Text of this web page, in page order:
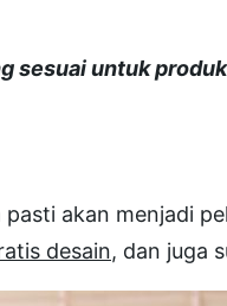
sesuai untuk
akan menjadi
desain, dan juga